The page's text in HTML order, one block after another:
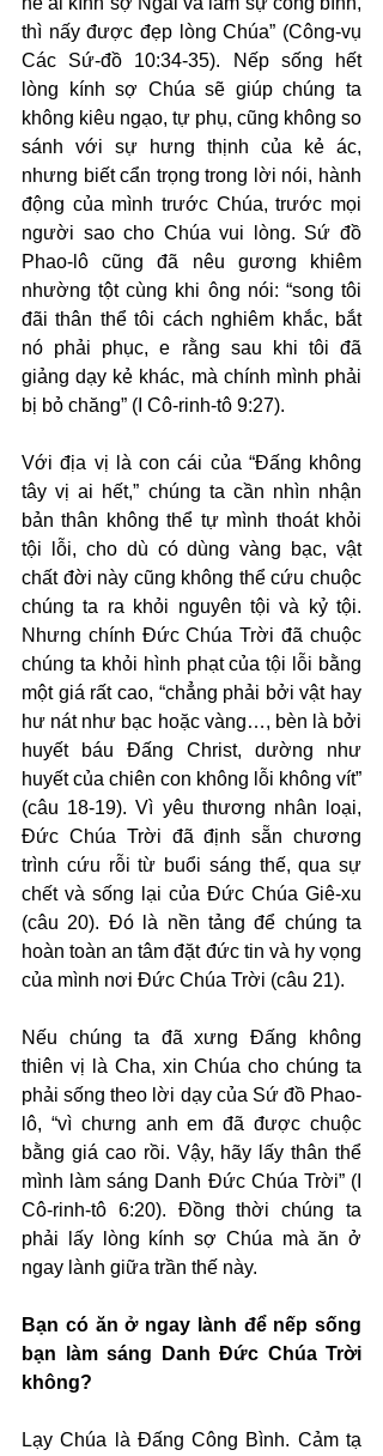
thì nấy được đẹp lòng Chúa” (Công-vụ
Các Sứ-đồ 10:34-35). Nếp sống hết
lòng kính sợ Chúa sẽ giúp chúng ta
không kiêu ngạo, tự phụ, cũng không so
sánh với sự hưng thịnh của kẻ ác,
nhưng biết cẩn trọng trong lời nói, hành
động của mình trước Chúa, trước mọi
người sao cho Chúa vui lòng. Sứ đồ
Phao-lô cũng đã nêu gương khiêm
nhường tột cùng khi ông nói: “song tôi
đãi thân thể tôi cách nghiêm khắc, bắt
nó phải phục, e rằng sau khi tôi đã
giảng dạy kẻ khác, mà chính mình phải
bị bỏ chăng” (I Cô-rinh-tô 9:27).
Với địa vị là con cái của “Đấng không
tây vị ai hết,” chúng ta cần nhìn nhận
bản thân không thể tự mình thoát khỏi
tội lỗi, cho dù có dùng vàng bạc, vật
chất đời này cũng không thể cứu chuộc
chúng ta ra khỏi nguyên tội và kỷ tội.
Nhưng chính Đức Chúa Trời đã chuộc
chúng ta khỏi hình phạt của tội lỗi bằng
một giá rất cao, “chẳng phải bởi vật hay
hư nát như bạc hoặc vàng…, bèn là bởi
huyết báu Đấng Christ, dường như
huyết của chiên con không lỗi không vít”
(câu 18-19). Vì yêu thương nhân loại,
Đức Chúa Trời đã định sẵn chương
trình cứu rỗi từ buổi sáng thế, qua sự
chết và sống lại của Đức Chúa Giê-xu
(câu 20). Đó là nền tảng để chúng ta
hoàn toàn an tâm đặt đức tin và hy vọng
của mình nơi Đức Chúa Trời (câu 21).
Nếu chúng ta đã xưng Đấng không
thiên vị là Cha, xin Chúa cho chúng ta
phải sống theo lời dạy của Sứ đồ Phao-
lô, “vì chưng anh em đã được chuộc
bằng giá cao rồi. Vậy, hãy lấy thân thể
mình làm sáng Danh Đức Chúa Trời” (I
Cô-rinh-tô 6:20). Đồng thời chúng ta
phải lấy lòng kính sợ Chúa mà ăn ở
ngay lành giữa trần thế này.
Bạn có ăn ở ngay lành để nếp sống
bạn làm sáng Danh Đức Chúa Trời
không?
Lạy Chúa là Đấng Công Bình. Cảm tạ